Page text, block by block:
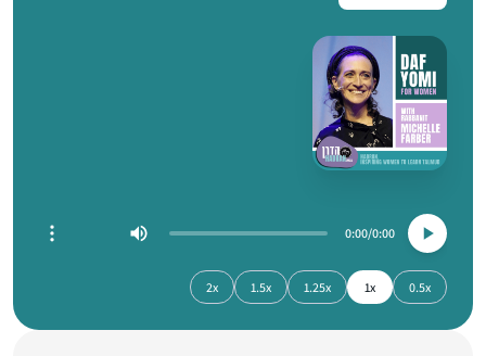
0:00
0:00
0.5x
1x
1.25x
1.5x
2x